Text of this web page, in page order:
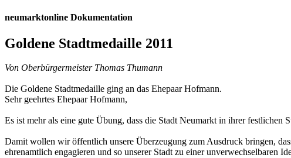
neumarktonline Dokumentation
Goldene Stadtmedaille 2011
Von Oberbürgermeister Thomas Thumann
Die Goldene Stadtmedaille ging an das Ehepaar Hofmann.
Sehr geehrtes Ehepaar Hofmann,
Es ist mehr als eine gute Übung, dass die Stadt Neumarkt in ihrer festlichen
Damit wollen wir öffentlich unsere Überzeugung zum Ausdruck bringen,
ehrenamtlich engagieren und so unserer Stadt zu einer unverwechselbaren